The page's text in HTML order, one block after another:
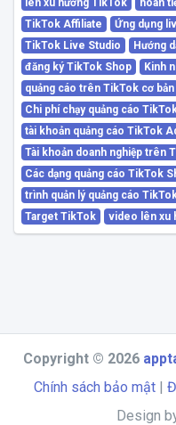
lên xu hướng TikTok
hoàn
TikTok Affiliate
Ứng dụng
TikTok Live Studio
Hướng
đăng ký TikTok Shop
Kinh
quảng cáo trên TikTok cơ bản
Chi phí chạy quảng cáo
tài khoản quảng cáo TikTok
Tài khoản doanh nghiệp trên
Các dạng quảng cáo TikTok
trình quản lý quảng cáo
Target TikTok
video lên xu
Copyright © 2026
Chính sách bảo mật |
Design